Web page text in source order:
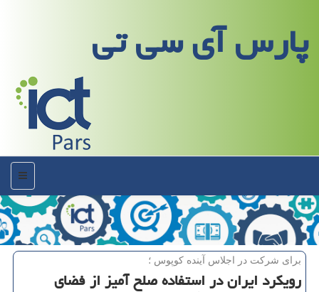
پارس آی سی تی
منو
برای شركت در اجلاس آینده كوپوس ؛
رویكرد ایران در استفاده صلح آمیز از فضای